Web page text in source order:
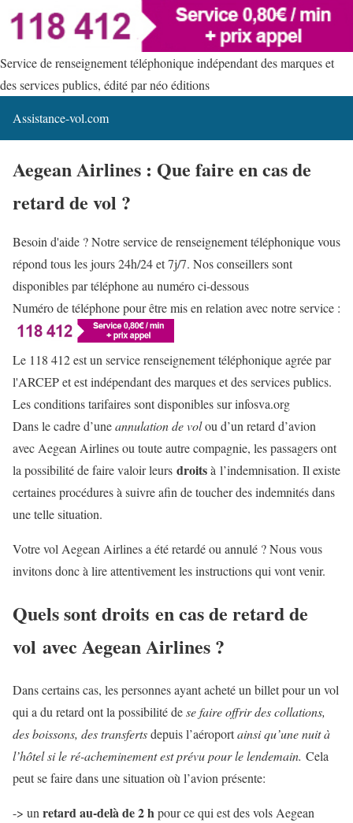
Service de renseignement téléphonique indépendant des marques et
des services publics, édité par néo éditions
Assistance-vol.com
Aegean Airlines : Que faire en cas de
retard de vol ?
Besoin d'aide ? Notre service de renseignement téléphonique vous
répond tous les jours 24h/24 et 7j/7. Nos conseillers sont
disponibles par téléphone au numéro ci-dessous
Numéro de téléphone pour être mis en relation avec notre service :
Le 118 412 est un service renseignement téléphonique agrée par
l'ARCEP et est indépendant des marques et des services publics.
Les conditions tarifaires sont disponibles sur infosva.org
Dans le cadre d’uneannulation de volou d’un retard d’avion
avec Aegean Airlines ou toute autre compagnie, les passagers ont
la possibilité de faire valoir leurs droitsà l’indemnisation. Il existe
certaines procédures à suivre afin de toucher des indemnités dans
une telle situation.
Votre vol Aegean Airlines a été retardé ou annulé ? Nous vous
invitons donc à lire attentivement les instructions qui vont venir.
Quels sont droits en cas de retard de
vol avec Aegean Airlines ?
Dans certains cas, les personnes ayant acheté un billet pour un vol
qui a du retard ont la possibilité dese faire offrir des collations,
des boissons, des transfertsdepuis l’aéroportainsi qu’une nuit à
l’hôtel si le ré-acheminement est prévu pour le lendemain. Cela
peut se faire dans une situation où l’avion présente:
-> unretard au-delà de 2 hpour ce qui est des vols Aegean